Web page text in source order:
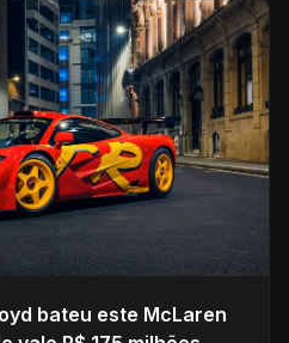
bateu este McLaren